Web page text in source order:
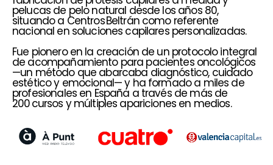
pelucas de pelo natural desde los años 80,
situando a Centros Beltrán como referente
nacional en soluciones capilares personalizadas.
Fue pionero en la creación de un protocolo integral
de acompañamiento para pacientes oncológicos
—un método que abarcaba diagnóstico, cuidado
estético y emocional— y ha formado a miles de
profesionales en España a través de más de
200 cursos y múltiples apariciones en medios.